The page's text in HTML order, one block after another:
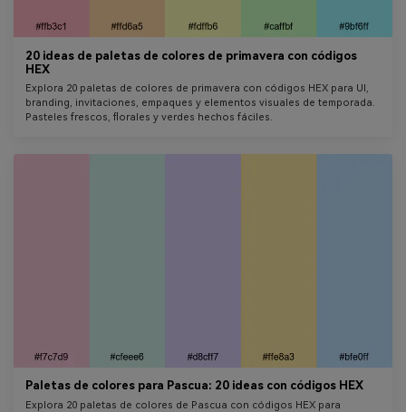
20 ideas de paletas de colores de primavera con códigos
HEX
Explora 20 paletas de colores de primavera con códigos HEX para UI,
branding, invitaciones, empaques y elementos visuales de temporada.
Pasteles frescos, florales y verdes hechos fáciles.
Paletas de colores para Pascua: 20 ideas con códigos HEX
Explora 20 paletas de colores de Pascua con códigos HEX para